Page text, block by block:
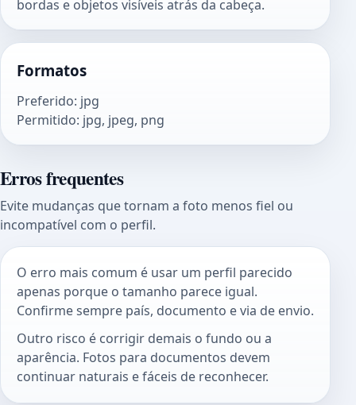
bordas e objetos visíveis atrás da cabeça.
Formatos
Preferido: jpg
Permitido: jpg, jpeg, png
Erros frequentes
Evite mudanças que tornam a foto menos fiel ou
incompatível com o perfil.
O erro mais comum é usar um perfil parecido
apenas porque o tamanho parece igual.
Confirme sempre país, documento e via de envio.
Outro risco é corrigir demais o fundo ou a
aparência. Fotos para documentos devem
continuar naturais e fáceis de reconhecer.